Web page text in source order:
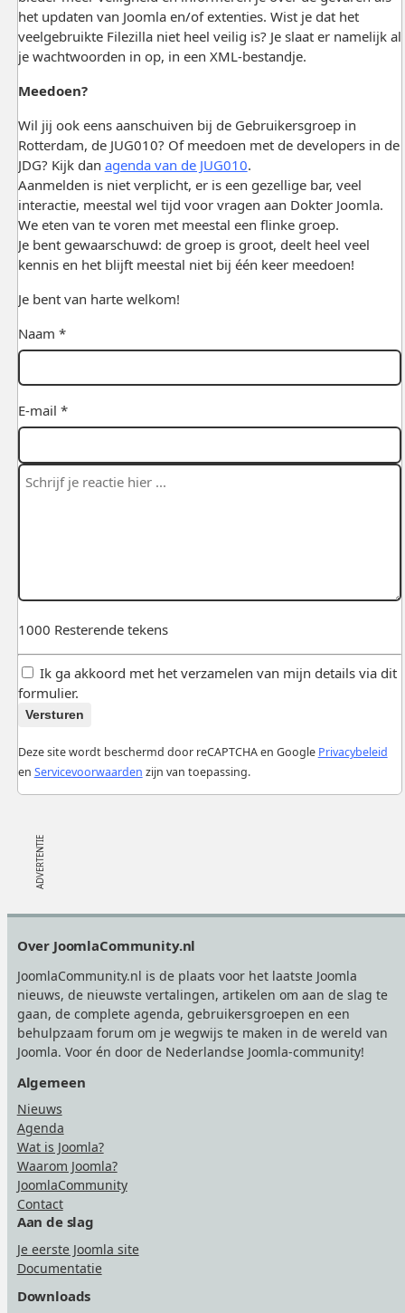
het updaten van Joomla en/of extenties. Wist je dat het
veelgebruikte Filezilla niet heel veilig is? Je slaat er namelijk al
je wachtwoorden in op, in een XML-bestandje.
Meedoen?
Wil jij ook eens aanschuiven bij de Gebruikersgroep in
Rotterdam, de JUG010? Of meedoen met de developers in de
JDG? Kijk dan agenda van de JUG010.
Aanmelden is niet verplicht, er is een gezellige bar, veel
interactie, meestal wel tijd voor vragen aan Dokter Joomla.
We eten van te voren met meestal een flinke groep.
Je bent gewaarschuwd: de groep is groot, deelt heel veel
kennis en het blijft meestal niet bij één keer meedoen!
Je bent van harte welkom!
Naam *
E-mail *
1000 Resterende tekens
Ik ga akkoord met het verzamelen van mijn details via dit
formulier.
Versturen
Deze site wordt beschermd door reCAPTCHA en Google Privacybeleid
en Servicevoorwaarden zijn van toepassing.
Over JoomlaCommunity.nl
JoomlaCommunity.nl is de plaats voor het laatste Joomla
nieuws, de nieuwste vertalingen, artikelen om aan de slag te
gaan, de complete agenda, gebruikersgroepen en een
behulpzaam forum om je wegwijs te maken in de wereld van
Joomla. Voor én door de Nederlandse Joomla-community!
Algemeen
Nieuws
Agenda
Wat is Joomla?
Waarom Joomla?
JoomlaCommunity
Contact
Aan de slag
Je eerste Joomla site
Documentatie
Downloads